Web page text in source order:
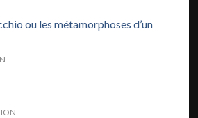
ou les métamorphoses d’un